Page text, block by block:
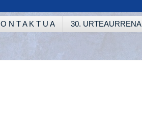
N T A K T U A 30. URTEAURRENA